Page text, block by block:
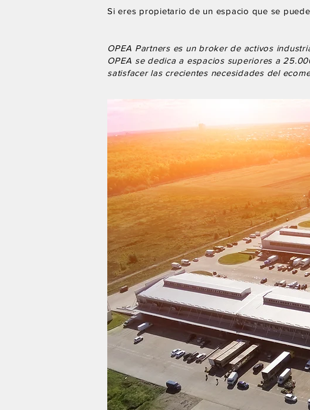
Si eres propietario de un espacio que se
OPEA Partners es un broker de activos
OPEA se dedica a espacios superiores a
satisfacer las crecientes necesidades del